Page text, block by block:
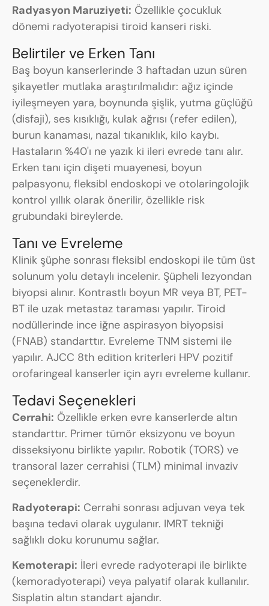
Radyasyon Maruziyeti: Özellikle çocukluk
dönemi radyoterapisi tiroid kanseri riski.
Belirtiler ve Erken Tanı
Baş boyun kanserlerinde 3 haftadan uzun süren
şikayetler mutlaka araştırılmalıdır: ağız içinde
iyileşmeyen yara, boynunda şişlik, yutma güçlüğü
(disfaji), ses kısıklığı, kulak ağrısı (refer edilen),
burun kanaması, nazal tıkanıklık, kilo kaybı.
Hastaların %40'ı ne yazık ki ileri evrede tanı alır.
Erken tanı için dişeti muayenesi, boyun
palpasyonu, fleksibl endoskopi ve otolaringolojik
kontrol yıllık olarak önerilir, özellikle risk
grubundaki bireylerde.
Tanı ve Evreleme
Klinik şüphe sonrası fleksibl endoskopi ile tüm üst
solunum yolu detaylı incelenir. Şüpheli lezyondan
biyopsi alınır. Kontrastlı boyun MR veya BT, PET-
BT ile uzak metastaz taraması yapılır. Tiroid
nodüllerinde ince iğne aspirasyon biyopsisi
(FNAB) standarttır. Evreleme TNM sistemi ile
yapılır. AJCC 8th edition kriterleri HPV pozitif
orofaringeal kanserler için ayrı evreleme kullanır.
Tedavi Seçenekleri
Cerrahi: Özellikle erken evre kanserlerde altın
standarttır. Primer tümör eksizyonu ve boyun
disseksiyonu birlikte yapılır. Robotik (TORS) ve
transoral lazer cerrahisi (TLM) minimal invaziv
seçeneklerdir.
Radyoterapi: Cerrahi sonrası adjuvan veya tek
başına tedavi olarak uygulanır. IMRT tekniği
sağlıklı doku korunumu sağlar.
Kemoterapi: İleri evrede radyoterapi ile birlikte
(kemoradyoterapi) veya palyatif olarak kullanılır.
Sisplatin altın standart ajandır.